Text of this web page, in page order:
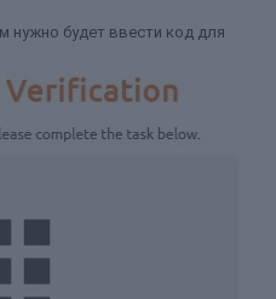
нужно будет ввести код для